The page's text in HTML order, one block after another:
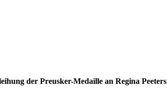
der Preusker-Medaille an Regina Peeters